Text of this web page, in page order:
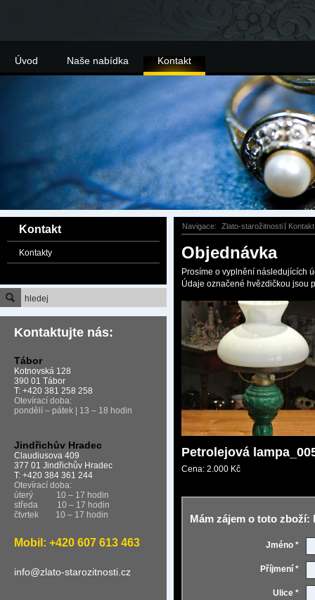
Úvod Naše nabídka Kontakt
Kontakt
Kontakty
Kontaktujte nás:
Tábor
Kotnovská 128
390 01 Tábor
T: +420 381 258 258
Otevírací doba:
pondělí – pátek | 13 – 18 hodin
Jindřichův Hradec
Claudiusova 409
377 01 Jindřichův Hradec
T: +420 384 361 244
Otevírací doba:
úterý 10 – 17 hodin
středa 10 – 17 hodin
čtvrtek 10 – 17 hodin
Mobil: +420 607 613 463
info@zlato-starozitnosti.cz
Navigace: Zlato-starožitnosti Kontakt
Objednávka
Prosíme o vyplnění následujících
Údaje označené hvězdičkou jsou
Petrolejová
Cena: 2.000 Kč
Mám zájem o toto zboží:
Jméno *
Příjmení *
Ulice *